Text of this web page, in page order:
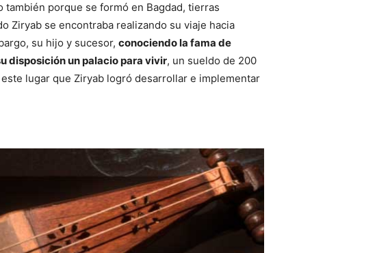
porque se formó en Bagdad, tierras
Ziryab se encontraba realizando su viaje hacia
su hijo y sucesor, conociendo la fama de
disposición un palacio para vivir, un sueldo de 200
lugar que Ziryab logró desarrollar e implementar